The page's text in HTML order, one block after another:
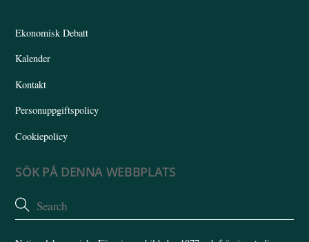
Ekonomisk Debatt
Kalender
Kontakt
Personuppgiftspolicy
Cookiepolicy
SÖK PÅ DENNA WEBBPLATS